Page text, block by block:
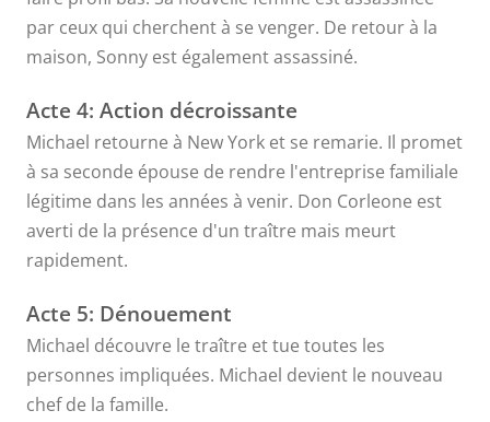
par ceux qui cherchent à se venger. De retour à la
maison, Sonny est également assassiné.
Acte 4: Action décroissante
Michael retourne à New York et se remarie. Il promet
à sa seconde épouse de rendre l'entreprise familiale
légitime dans les années à venir. Don Corleone est
averti de la présence d'un traître mais meurt
rapidement.
Acte 5: Dénouement
Michael découvre le traître et tue toutes les
personnes impliquées. Michael devient le nouveau
chef de la famille.